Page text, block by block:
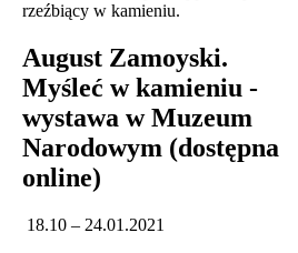
August Zamoyski.
Myśleć w kamieniu -
wystawa w Muzeum
Narodowym (dostępna
online)
18.10 – 24.01.2021